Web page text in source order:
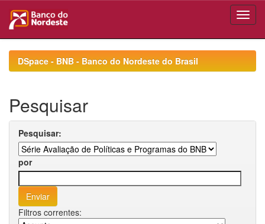
navigationDSpace - BNB - Banco do Nordeste do Brasil
Pesquisar
Pesquisar:
por
Filtros correntes: